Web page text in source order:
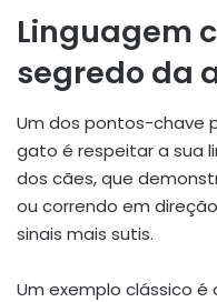
Linguagem
segredo da
Um dos pontos-chave
gato é respeitar a sua
dos cães, que
ou correndo em
sinais mais sutis.
Um exemplo clássico é